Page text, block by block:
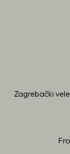
Zagrebački